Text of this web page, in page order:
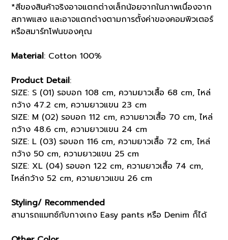
*สีของสินค้าจริงอาจแตกต่างเล็กน้อยจากในภาพเนื่องจาก
สภาพแสง และอาจแตกต่างตามการตั้งค่าของคอมพิวเตอร์
หรือสมาร์ทโฟนของคุณ
Material: Cotton 100%
Product Detail:
SIZE: S (01) รอบอก 108 cm, ความยาวเสื้อ 68 cm, ไหล่
กว้าง 47.2 cm, ความยาวแขน 23 cm
SIZE: M (02) รอบอก 112 cm, ความยาวเสื้อ 70 cm, ไหล่
กว้าง 48.6 cm, ความยาวแขน 24 cm
SIZE: L (03) รอบอก 116 cm, ความยาวเสื้อ 72 cm, ไหล่
กว้าง 50 cm, ความยาวแขน 25 cm
SIZE: XL (04) รอบอก 122 cm, ความยาวเสื้อ 74 cm,
ไหล่กว้าง 52 cm, ความยาวแขน 26 cm
Styling/ Recommended
สามารถแมทซ์กับกางเกง Easy pants หรือ Denim ก็ได้